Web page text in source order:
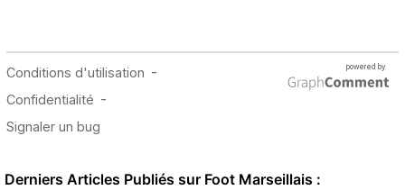
Derniers Articles Publiés sur Foot Marseillais :